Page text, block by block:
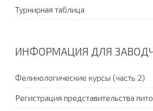
Турнирная таблица
ИНФОРМАЦИЯ ДЛЯ
Фелинологические курсы (часть 2)
Регистрация представительства